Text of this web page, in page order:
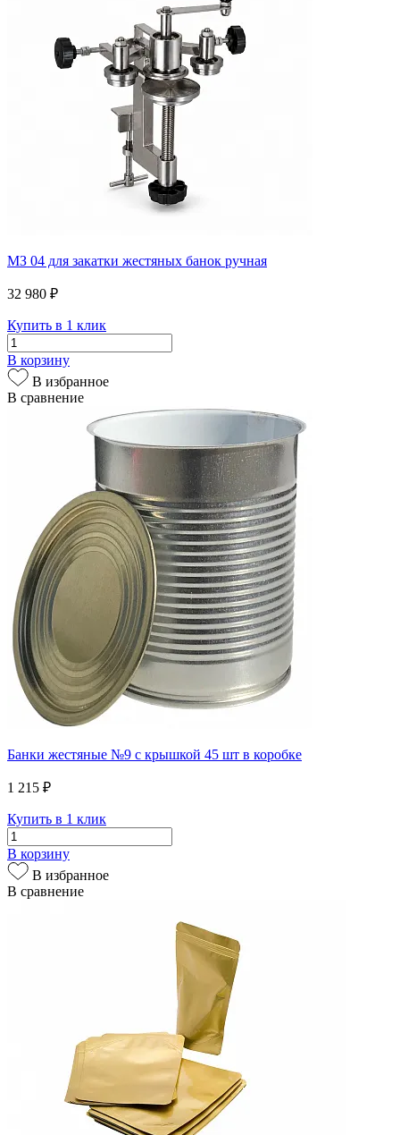
МЗ 04 для закатки жестяных банок ручная
32 980 ₽
Купить в 1 клик
В корзину
В избранное
В сравнение
Банки жестяные №9 с крышкой 45 шт в коробке
1 215 ₽
Купить в 1 клик
В корзину
В избранное
В сравнение